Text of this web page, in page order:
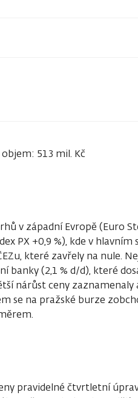
513 mil. Kč
v západní Evropě (Euro
PX +0,9 %), kde v
které zavřely na nule.
banky (2,1 % d/d), které
nárůst ceny zaznamenaly
se na pražské burze
pravidelné čtvrtletní